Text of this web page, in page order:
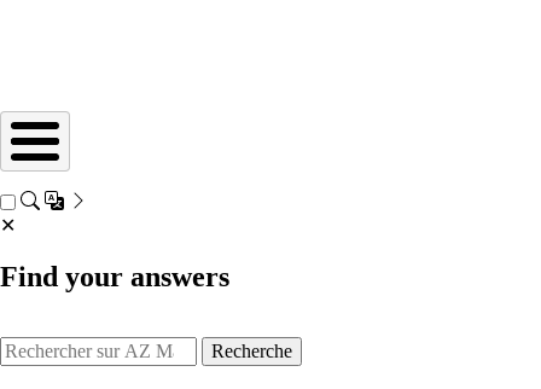
✕
Find your answers
Recherche